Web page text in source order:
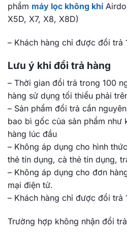
phẩm máy lọc không khí
X5D, X7, X8, X8D)
– Khách hàng chỉ được đổi trả
Lưu ý khi đổi trả hàng
– Thời gian đổi trả trong 100
hàng sử dụng tối thiểu phải
– Sản phẩm đổi trả cần
bao bì gốc của sản phẩm như
hàng lúc đầu
– Không áp dụng cho hình
thẻ tín dụng, cà thẻ tín dụng,
– Không áp dụng cho đơn
mại điện tử.
– Khách hàng chỉ được đổi trả
Trường hợp không nhận đổi